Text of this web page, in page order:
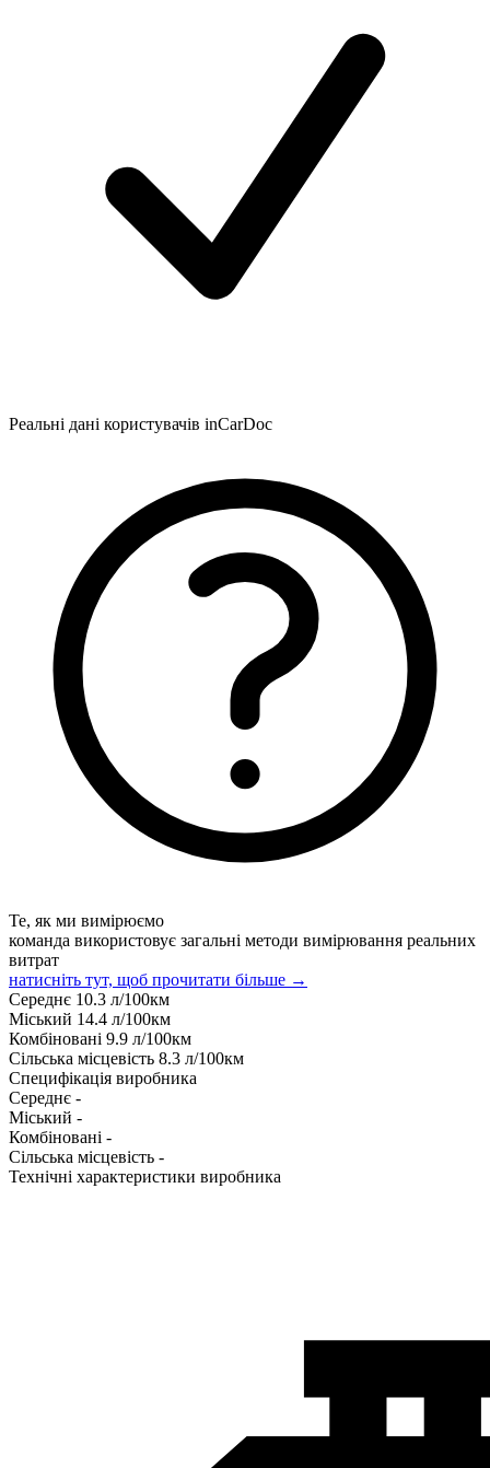
Реальні дані користувачів inCarDoc
Те, як ми вимірюємо
команда використовує загальні методи вимірювання реальних
витрат
натисніть тут, щоб прочитати більше →
Середнє 10.3 л/100км
Міський 14.4 л/100км
Комбіновані 9.9 л/100км
Сільська місцевість 8.3 л/100км
Специфікація виробника
Середнє -
Міський -
Комбіновані -
Сільська місцевість -
Технічні характеристики виробника